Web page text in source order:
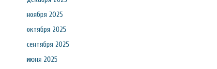
ноября 2025
октября 2025
сентября 2025
июня 2025